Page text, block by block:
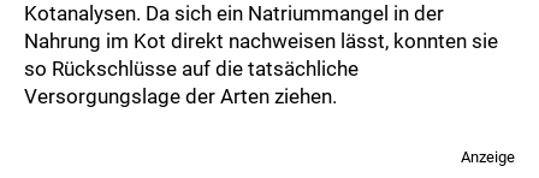
Kotanalysen. Da sich ein Natriummangel in der
Nahrung im Kot direkt nachweisen lässt, konnten sie
so Rückschlüsse auf die tatsächliche
Versorgungslage der Arten ziehen.
Anzeige